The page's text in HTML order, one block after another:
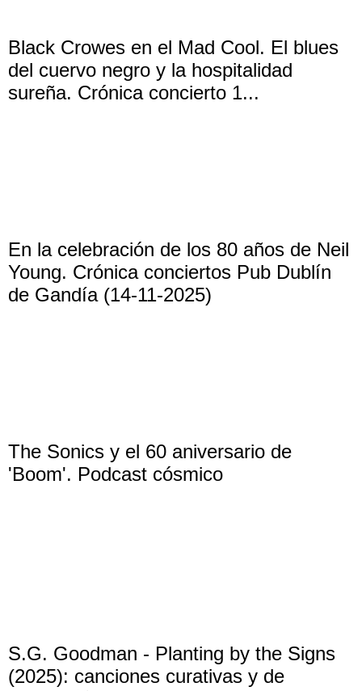
Black Crowes en el Mad Cool. El blues
del cuervo negro y la hospitalidad
sureña. Crónica concierto 1...
En la celebración de los 80 años de Neil
Young. Crónica conciertos Pub Dublín
de Gandía (14-11-2025)
The Sonics y el 60 aniversario de
'Boom'. Podcast cósmico
S.G. Goodman - Planting by the Signs
(2025): canciones curativas y de